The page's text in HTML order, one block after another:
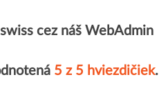
cez náš WebAdmin
5 z 5 hviezdičiek.